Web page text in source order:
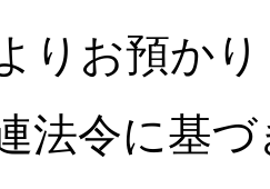
りお預か
法令に基